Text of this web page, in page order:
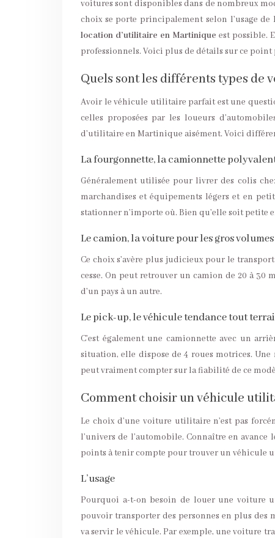
voitures sont disponibles dans de nombreux
choix se porte principalement selon l’usage
location d’utilitaire en Martinique est possible.
professionnels. Voici plus de détails sur ce
Quels sont les différents types de
Avoir le véhicule utilitaire parfait est une
celles proposées par les loueurs
d’utilitaire en Martinique aisément. Voici
La fourgonnette, la camionnette
Généralement utilisée pour livrer des colis
marchandises et équipements légers et en
stationner n’importe où. Bien qu’elle soit petite
Le camion, la voiture pour les gros volumes
Ce choix s’avère plus judicieux pour le
cesse. On peut retrouver un camion de 20 à
d’un pays à un autre.
Le pick-up, le véhicule tendance tout
C’est également une camionnette avec un
situation, elle dispose de 4 roues motrices.
peut vraiment compter sur la fiabilité de ce
Comment choisir un véhicule
Le choix d’une voiture utilitaire n’est pas
l’univers de l’automobile. Connaître en avance
points à tenir compte pour trouver un véhicule
L’usage
Pourquoi a-t-on besoin de louer une voiture
pouvoir transporter des personnes en plus des
va servir le véhicule. Par exemple, une voiture